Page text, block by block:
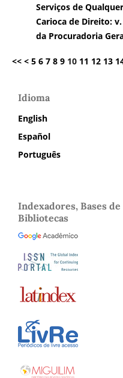
Serviços de
Carioca de Direito:
da Procuradoria
<< < 5 6 7 8 9 10 11 12 13
Idioma
English
Español
Português
Indexadores, Bases
Bibliotecas